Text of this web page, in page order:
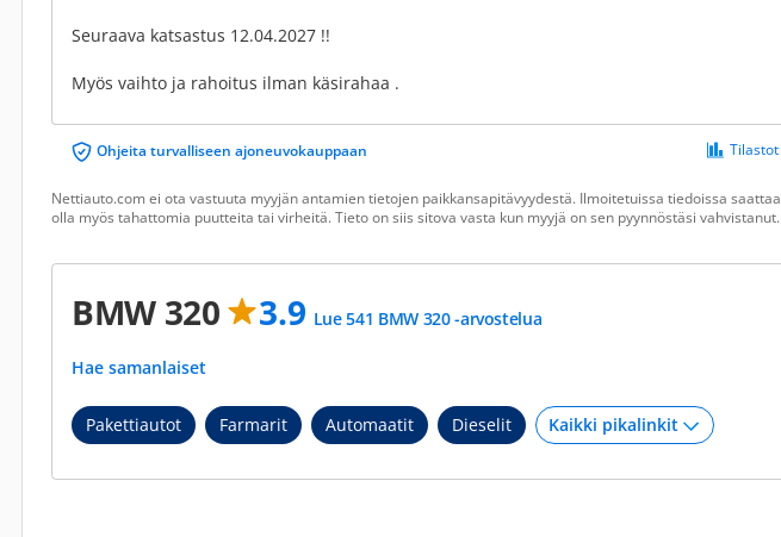
Seuraava katsastus 12.04.2027 !!
Myös vaihto ja rahoitus ilman käsirahaa .
Ohjeita turvalliseen ajoneuvokauppaan Tilastot
Nettiauto.com ei ota vastuuta myyjän antamien tietojen paikkansapitävyydestä. Ilmoitetuissa tiedoissa saattaa
olla myös tahattomia puutteita tai virheitä. Tieto on siis sitova vasta kun myyjä on sen pyynnöstäsi vahvistanut.
BMW 320 3.9 Lue 541 BMW 320 -arvostelua
Hae samanlaiset
Pakettiautot Farmarit Automaatit Dieselit